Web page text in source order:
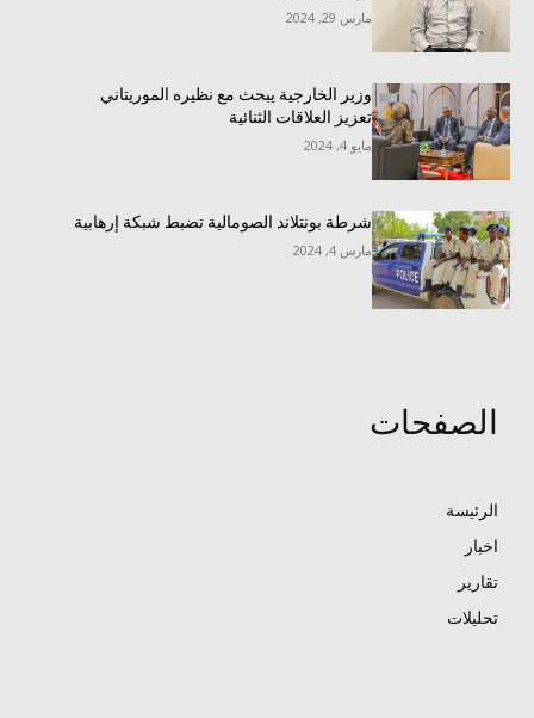
مارس 29, 2024
وزير الخارجية يبحث مع نظيره الموريتاني
تعزيز العلاقات الثنائية
مايو 4, 2024
شرطة بونتلاند الصومالية تضبط شبكة إرهابية
مارس 4, 2024
الصفحات
الرئيسة
اخبار
تقارير
تحليلات